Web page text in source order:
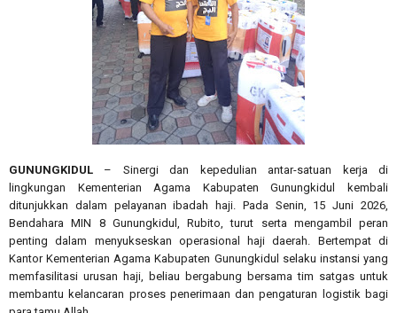
GUNUNGKIDUL – Sinergi dan kepedulian antar-satuan kerja di
lingkungan Kementerian Agama Kabupaten Gunungkidul kembali
ditunjukkan dalam pelayanan ibadah haji. Pada Senin, 15 Juni 2026,
Bendahara MIN 8 Gunungkidul, Rubito, turut serta mengambil peran
penting dalam menyukseskan operasional haji daerah. Bertempat di
Kantor Kementerian Agama Kabupaten Gunungkidul selaku instansi yang
memfasilitasi urusan haji, beliau bergabung bersama tim satgas untuk
membantu kelancaran proses penerimaan dan pengaturan logistik bagi